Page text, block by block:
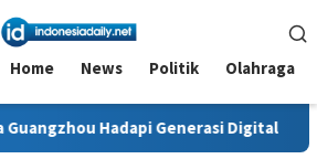
Home News Politik Olahraga
Digital Dianugerahi